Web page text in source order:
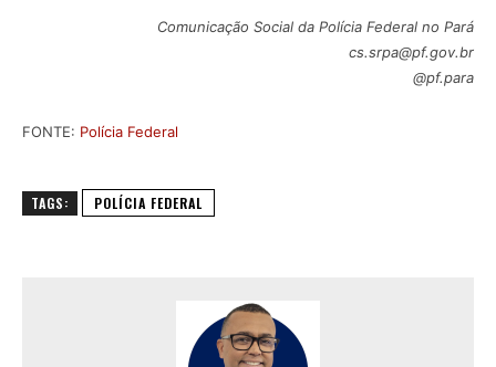
Comunicação Social da Polícia Federal no Pará
cs.srpa@pf.gov.br
@pf.para
FONTE: Polícia Federal
TAGS: POLÍCIA FEDERAL